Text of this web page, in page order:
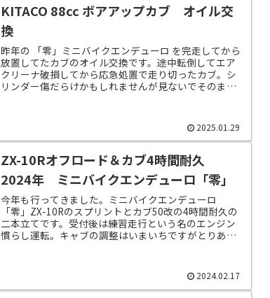
KITACO 88cc ボアアップカブ オイル交
換
昨年の 「零」ミニバイクエンデューロ を完走してから
放置してたカブのオイル交換です。途中転倒してエア
クリーナ破損してから応急処置で走り切ったカブ。シ
リンダー傷だらけかもしれませんが見ないでそのまま
2025.01.29
ZX-10Rオフロード＆カブ4時間耐久
2024年 ミニバイクエンデューロ「零」
今年も行ってきました。ミニバイクエンデューロ
「零」ZX-10Rのスプリントとカブ50改の4時間耐久の
二本立てです。受付後は練習走行という名のエンジン
慣らし運転。キャブの調整はいまいちですがとりあえ
2024.02.17